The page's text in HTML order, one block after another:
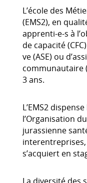
L’école des
(EMS2), en
apprenti-e-s à
de capacité
ve (ASE) ou
communautaire
3 ans.
L’EMS2
l’Organisation
jurassienne
s’acquiert en